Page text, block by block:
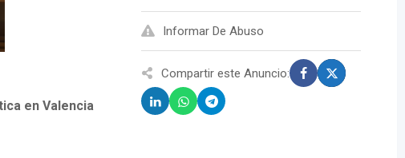
en Valencia
Informar De Abuso
Compartir este Anuncio: